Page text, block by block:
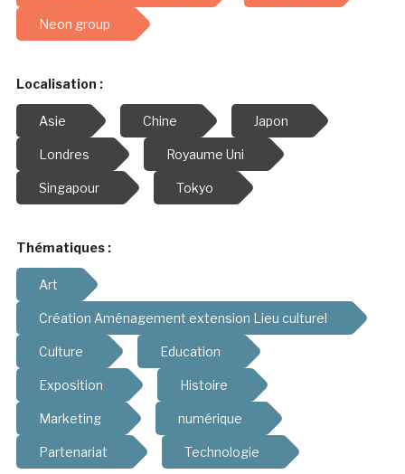
Neon group
Localisation :
Asie Chine Japon
Londres Royaume Uni
Singapour Tokyo
Thématiques :
Art
Création Aménagement extension Lieu culturel
Culture Education
Exposition Histoire
Marketing numérique
Partenariat Technologie